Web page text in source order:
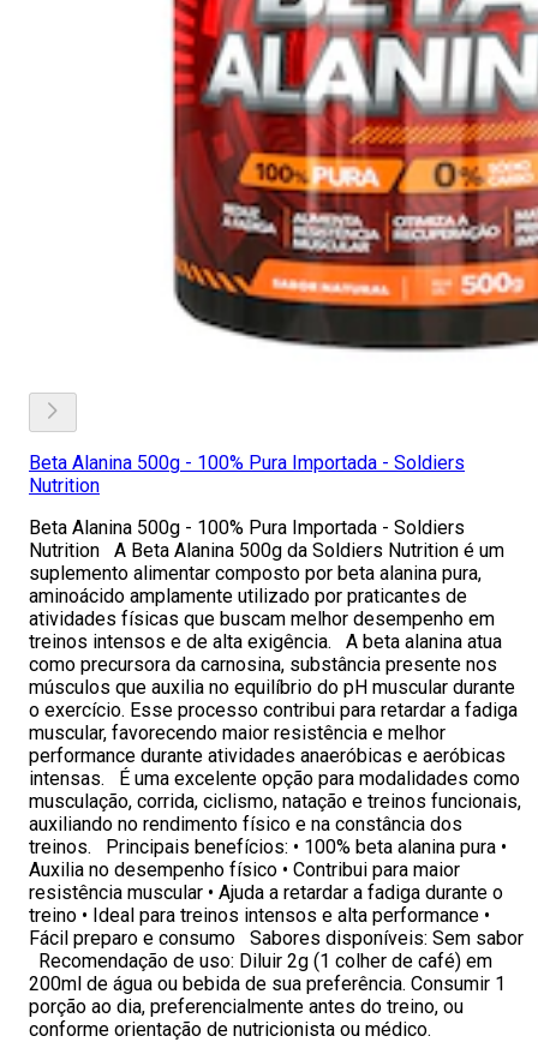
Beta Alanina 500g - 100% Pura Importada - Soldiers
Nutrition
Beta Alanina 500g - 100% Pura Importada - Soldiers
Nutrition A Beta Alanina 500g da Soldiers Nutrition é um
suplemento alimentar composto por beta alanina pura,
aminoácido amplamente utilizado por praticantes de
atividades físicas que buscam melhor desempenho em
treinos intensos e de alta exigência. A beta alanina atua
como precursora da carnosina, substância presente nos
músculos que auxilia no equilíbrio do pH muscular durante
o exercício. Esse processo contribui para retardar a fadiga
muscular, favorecendo maior resistência e melhor
performance durante atividades anaeróbicas e aeróbicas
intensas. É uma excelente opção para modalidades como
musculação, corrida, ciclismo, natação e treinos funcionais,
auxiliando no rendimento físico e na constância dos
treinos. Principais benefícios: • 100% beta alanina pura •
Auxilia no desempenho físico • Contribui para maior
resistência muscular • Ajuda a retardar a fadiga durante o
treino • Ideal para treinos intensos e alta performance •
Fácil preparo e consumo Sabores disponíveis: Sem sabor
Recomendação de uso: Diluir 2g (1 colher de café) em
200ml de água ou bebida de sua preferência. Consumir 1
porção ao dia, preferencialmente antes do treino, ou
conforme orientação de nutricionista ou médico.